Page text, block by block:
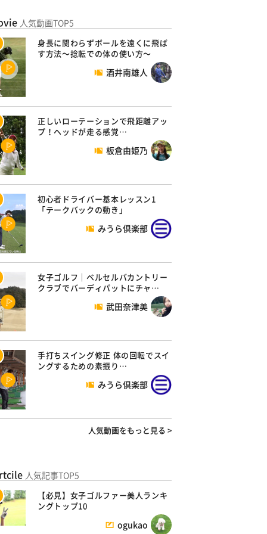
人気動画TOP5
身長に関わらずボールを遠くに飛ば
す方法～捻転での体の使い方～
酒井南雄人
正しいローテーションで飛距離アッ
プ！ヘッドが走る感覚…
板倉由姫乃
初心者ドライバー基本レッスン1
「テークバックの動き」
みうら倶楽部
女子ゴルフ｜ベルセルバカントリー
クラブでバーディパットにチャ…
武田奈津美
手打ちスイング修正 体の回転でスイ
ングするための素振り…
みうら倶楽部
人気動画をもっと見る >
人気記事TOP5
【必見】女子ゴルファー美人ランキ
ングトップ10
ogukao